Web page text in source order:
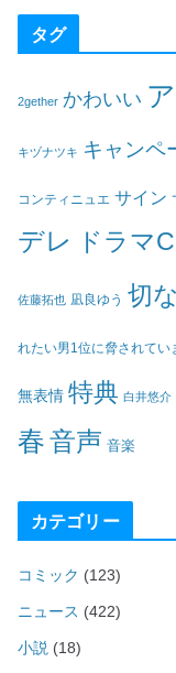
タグ
2gether かわいい
キヅナツキ キャンペ
コンティニュエ サイン
デレ ドラマ
佐藤拓也 凪良ゆう 切
れたい男1位に脅されてい
無表情 特典 白井悠介
春音声 音楽
カテゴリー
コミック (123)
ニュース (422)
小説 (18)